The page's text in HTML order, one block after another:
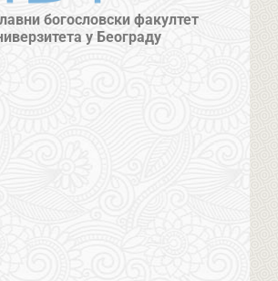
богословски факултет
у Београду